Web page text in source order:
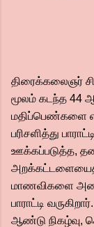
திரைக்கலைஞர்
மூலம் கடந்த 44
மதிப்பெண்களை
பரிசளித்து
ஊக்கப்படுத்த,
மாணவிகளை
பாராட்டி
ஆண்டு நிகழ்வு,